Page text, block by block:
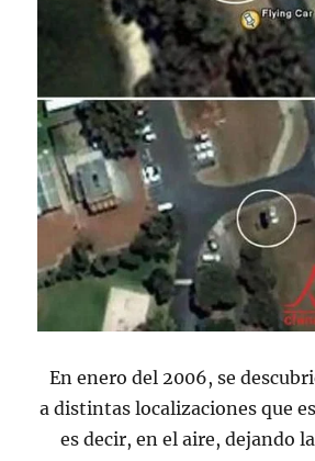
En enero del 2006, se
a distintas localizaciones que
es decir, en el aire, dejando